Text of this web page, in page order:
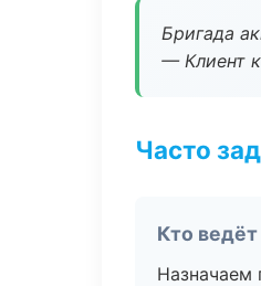
Бригада
— Клиент
Часто
Кто
Назначаем